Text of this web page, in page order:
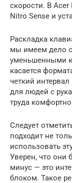
скорости. В
Nitro Sense и
Раскладка
мы имеем дело
уменьшенными
касается
четкий
для людей с
труда
Следует
подходит не
использовать
Уверен, что они
минус — это
блоком. Такое